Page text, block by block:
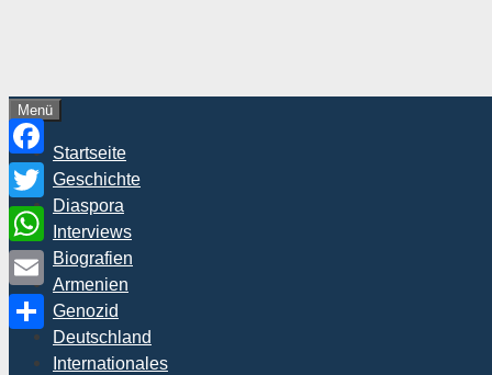
Menü
Startseite
Geschichte
Diaspora
Interviews
Biografien
Armenien
Genozid
Deutschland
Internationales
Facebook
Twitter
WhatsApp
Email
Teilen